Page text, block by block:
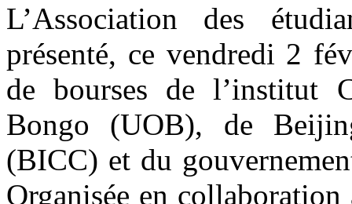
L’Association des
présenté, ce vendredi 2
de bourses de l’institut
Bongo (UOB), de
(BICC) et du
Organisée en